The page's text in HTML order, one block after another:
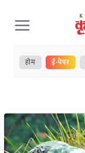
Skip
to
content
होम ई-पेपर